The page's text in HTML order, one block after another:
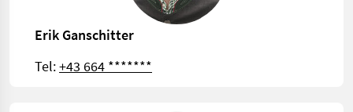
Erik Ganschitter
Tel:+43 664 *******